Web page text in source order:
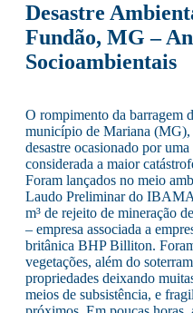
Desastre
Fundão, MG –
Socioambientais
O rompimento da barragem
município de Mariana
desastre ocasionado por
considerada a maior
Foram lançados no meio
Laudo Preliminar do
m³ de rejeito de mineração
– empresa associada a
britânica BHP Billiton.
vegetações, além do
propriedades deixando
meios de subsistência, e